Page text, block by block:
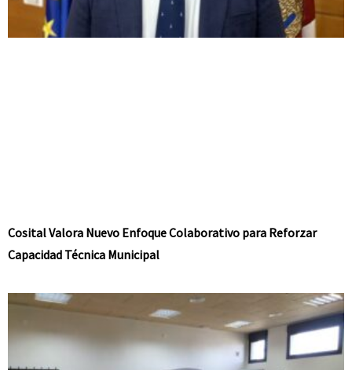
Cosital Valora Nuevo Enfoque Colaborativo para Reforzar
Capacidad Técnica Municipal